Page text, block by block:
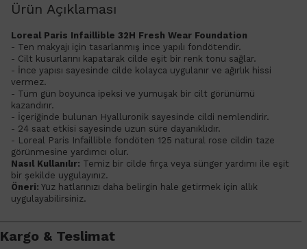
Ürün Açıklaması
​Loreal Paris Infaillible 32H Fresh Wear Foundation
- Ten makyajı için tasarlanmış ince yapılı fondötendir.
- Cilt kusurlarını kapatarak cilde eşit bir renk tonu sağlar.
- İnce yapısı sayesinde cilde kolayca uygulanır ve ağırlık hissi
vermez.
- Tüm gün boyunca ipeksi ve yumuşak bir cilt görünümü
kazandırır.
- İçeriğinde bulunan Hyalluronik sayesinde cildi nemlendirir.
- 24 saat etkisi sayesinde uzun süre dayanıklıdır.
- Loreal Paris Infaillible fondöten 125 natural rose cildin taze
görünmesine yardımcı olur.
Nasıl Kullanılır: Temiz bir cilde fırça veya sünger yardımı ile eşit
bir şekilde uygulayınız.
Öneri: Yüz hatlarınızı daha belirgin hale getirmek için allık
uygulayabilirsiniz.
Kargo & Teslimat